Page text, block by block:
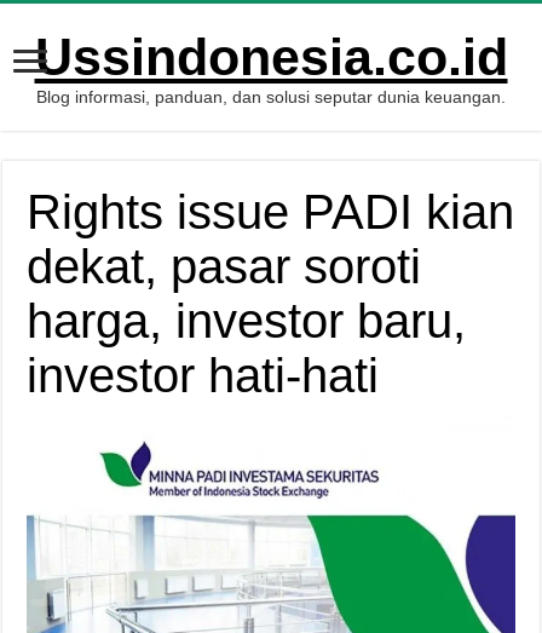
Ussindonesia.co.id
Blog informasi, panduan, dan solusi seputar dunia keuangan.
Rights issue PADI kian
dekat, pasar soroti
harga, investor baru,
investor hati-hati